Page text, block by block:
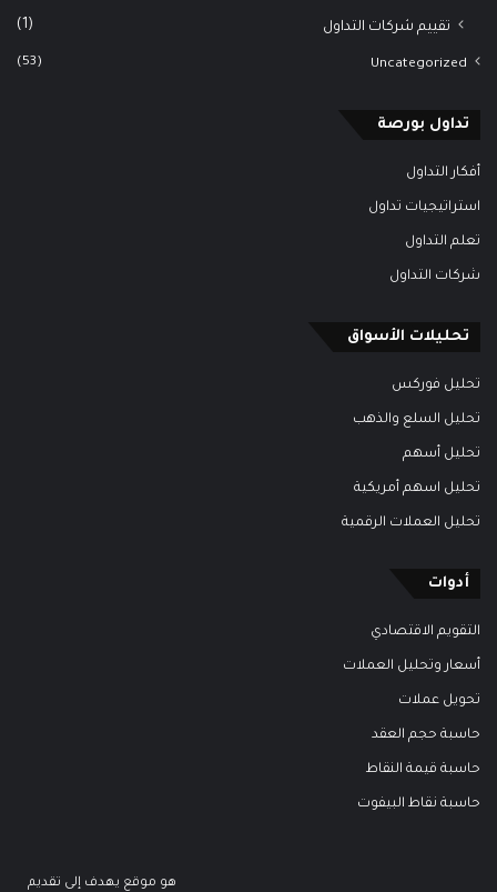
تقييم شركات التداول (1)
Uncategorized
(53)
تداول بورصة
أفكار التداول
استراتيجيات تداول
تعلم التداول
شركات التداول
تحليلات الأسواق
تحليل فوركس
تحليل السلع والذهب
تحليل أسهم
تحليل اسهم أمريكية
تحليل العملات الرقمية
أدوات
التقويم الاقتصادي
أسعار وتحليل العملات
تحويل عملات
حاسبة حجم العقد
حاسبة قيمة النقاط
حاسبة نقاط البيفوت
هو موقع يهدف إلى تقديم